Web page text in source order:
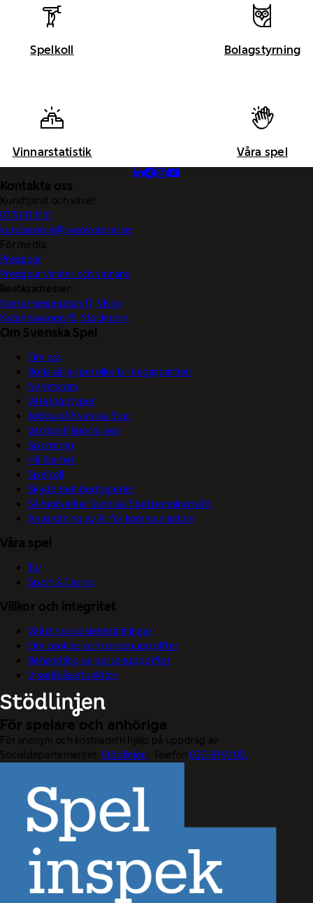
Spelkoll Bolagstyrning
Vinnarstatistik Våra spel
Kontakta oss
Kundtjänst och växel:
0770-11 11 11
kundservice@svenskaspel.se
För media:
Pressjour
Pressjour vinster och vinnare
Besöksadresser:
Norra Hansegatan 17, Visby
Katarinavägen 15, Stockholm
Om Svenska Spel
Om oss
Börja sälja spel eller bli Vegaspartner
Nyhetsrum
Våra logotyper
Jobba på Svenska Spel
Vanliga frågor & svar
Sponsring
Hållbarhet
Spelkoll
Skydd mot bedrägerier
Så motverkar Svenska Spel penningtvätt
Användning av AI för kommunikation
Våra spel
Tur
Sport & Casino
Villkor och integritet
Välj dina cookieinställningar
Om cookies och personuppgifter
Behandling av personuppgifter
Visselblåsarfunktion
För spelare och anhöriga
För anonym och kostnadsfri hjälp på uppdrag av
Socialdepartementet. Stödlinjen. Telefon020-81 91 00.